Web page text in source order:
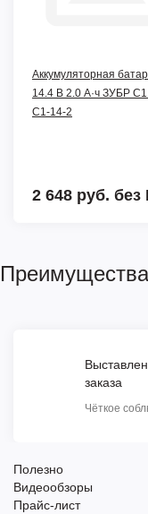
Аккумуляторная
14.4 В 2.0 А·ч ЗУБР
С1-14-2
2 648 руб.
Преимущества
заказа
Чёткое
Полезно
Видеообзоры
Прайс-лист